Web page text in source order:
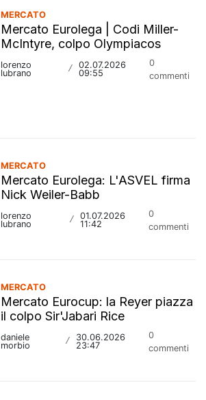
MERCATO
Mercato Eurolega | Codi Miller-
McIntyre, colpo Olympiacos
lorenzo
lubrano
/ 02.07.2026
09:55
0
commenti
MERCATO
Mercato Eurolega: L'ASVEL firma
Nick Weiler-Babb
lorenzo
lubrano
/
01.07.2026
11:42
0
commenti
MERCATO
Mercato Eurocup: la Reyer piazza
il colpo Sir'Jabari Rice
daniele
morbio
/
30.06.2026
23:47
0
commenti